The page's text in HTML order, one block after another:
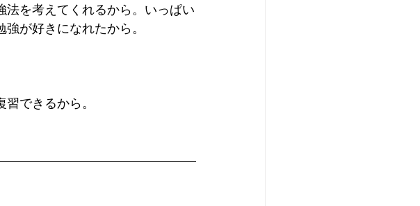
法を考えてくれるから。いっぱい
が好きになれたから。
できるから。